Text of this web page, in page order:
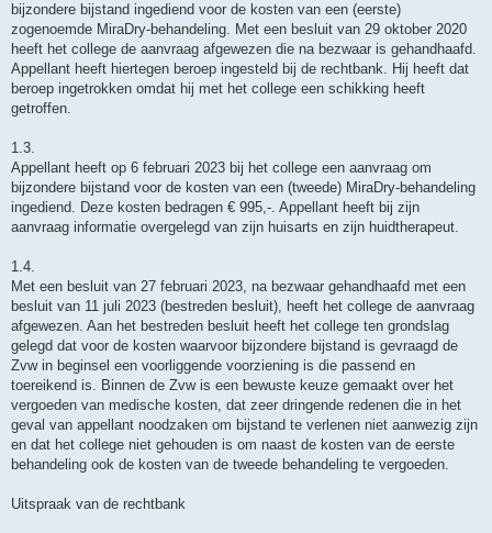
bijzondere bijstand ingediend voor de kosten van een (eerste)
zogenoemde MiraDry-behandeling. Met een besluit van 29 oktober 2020
heeft het college de aanvraag afgewezen die na bezwaar is gehandhaafd.
Appellant heeft hiertegen beroep ingesteld bij de rechtbank. Hij heeft dat
beroep ingetrokken omdat hij met het college een schikking heeft
getroffen.
1.3.
Appellant heeft op 6 februari 2023 bij het college een aanvraag om
bijzondere bijstand voor de kosten van een (tweede) MiraDry-behandeling
ingediend. Deze kosten bedragen € 995,-. Appellant heeft bij zijn
aanvraag informatie overgelegd van zijn huisarts en zijn huidtherapeut.
1.4.
Met een besluit van 27 februari 2023, na bezwaar gehandhaafd met een
besluit van 11 juli 2023 (bestreden besluit), heeft het college de aanvraag
afgewezen. Aan het bestreden besluit heeft het college ten grondslag
gelegd dat voor de kosten waarvoor bijzondere bijstand is gevraagd de
Zvw in beginsel een voorliggende voorziening is die passend en
toereikend is. Binnen de Zvw is een bewuste keuze gemaakt over het
vergoeden van medische kosten, dat zeer dringende redenen die in het
geval van appellant noodzaken om bijstand te verlenen niet aanwezig zijn
en dat het college niet gehouden is om naast de kosten van de eerste
behandeling ook de kosten van de tweede behandeling te vergoeden.
Uitspraak van de rechtbank